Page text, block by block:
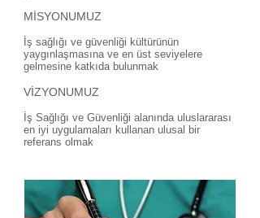
MİSYONUMUZ
İş sağlığı ve güvenliği kültürünün
yaygınlaşmasına ve en üst seviyelere
gelmesine katkıda bulunmak
VİZYONUMUZ
İş Sağlığı ve Güvenliği alanında uluslararası
en iyi uygulamaları kullanan ulusal bir
referans olmak